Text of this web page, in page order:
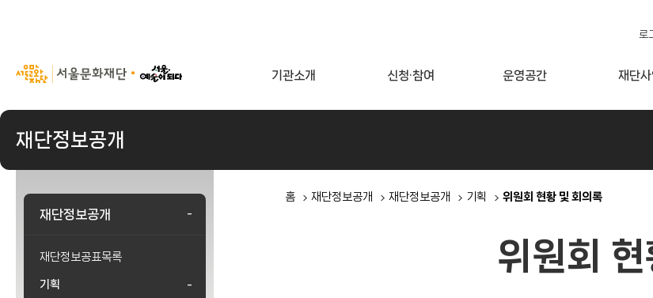
서
재
단
로
기관소개 신청·참여 운영공간 재단사
재단정보공개
재단정보공개
재단정보공표목록
기획
위원회
홈 재단정보공개 재단정보공개 기획 위원회 현황 및 회의록